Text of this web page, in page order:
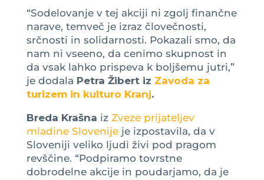
“Sodelovanje v tej akciji ni zgolj finančne
narave, temveč je izraz človečnosti,
srčnosti in solidarnosti. Pokazali smo, da
nam ni vseeno, da cenimo skupnost in
da vsak lahko prispeva k boljšemu jutri,”
je dodala Petra Žibert iz Zavoda za
turizem in kulturo Kranj.
Breda Krašna iz Zveze prijateljev
mladine Slovenijeje izpostavila, da v
Sloveniji veliko ljudi živi pod pragom
revščine. “Podpiramo tovrstne
dobrodelne akcije in poudarjamo, da je